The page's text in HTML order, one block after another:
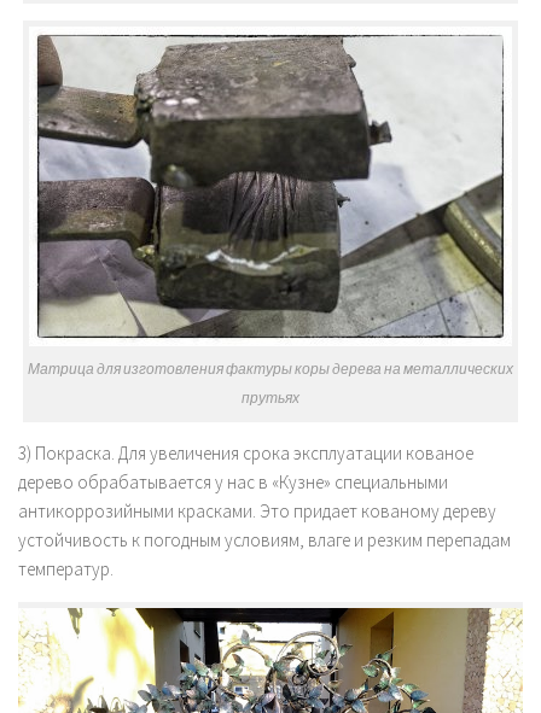
Матрица для изготовления фактуры коры дерева на металлических
прутьях
3) Покраска. Для увеличения срока эксплуатации кованое
дерево обрабатывается у нас в «Кузне» специальными
антикоррозийными красками. Это придает кованому дереву
устойчивость к погодным условиям, влаге и резким перепадам
температур.